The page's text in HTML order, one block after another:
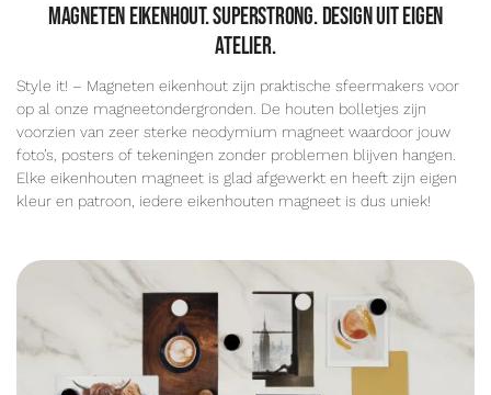
Magneten eikenhout. Superstrong. Design uit eigen
atelier.
Style it! – Magneten eikenhout zijn praktische sfeermakers voor
op al onze magneetondergronden. De houten bolletjes zijn
voorzien van zeer sterke neodymium magneet waardoor jouw
foto’s, posters of tekeningen zonder problemen blijven hangen.
Elke eikenhouten magneet is glad afgewerkt en heeft zijn eigen
kleur en patroon, iedere eikenhouten magneet is dus uniek!